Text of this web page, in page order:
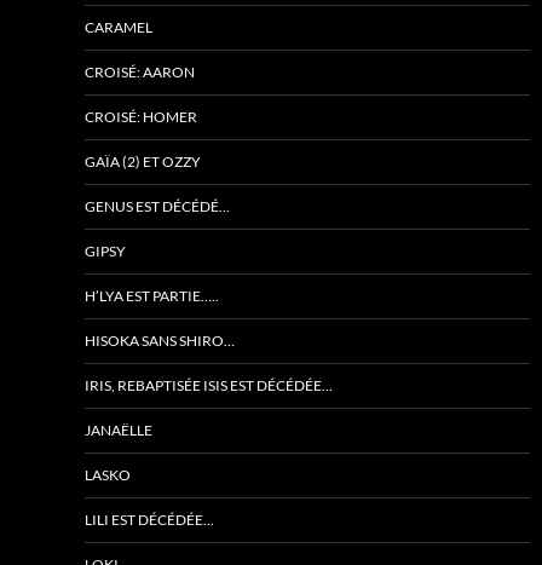
CARAMEL
CROISÉ: AARON
CROISÉ: HOMER
GAÏA (2) ET OZZY
GENUS EST DÉCÉDÉ…
GIPSY
H’LYA EST PARTIE…..
HISOKA SANS SHIRO…
IRIS, REBAPTISÉE ISIS EST DÉCÉDÉE…
JANAËLLE
LASKO
LILI EST DÉCÉDÉE…